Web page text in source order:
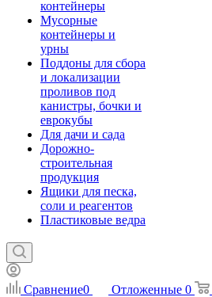
контейнеры
Мусорные
контейнеры и
урны
Поддоны для сбора
и локализации
проливов под
канистры, бочки и
еврокубы
Для дачи и сада
Дорожно-
строительная
продукция
Ящики для песка,
соли и реагентов
Пластиковые ведра
Сравнение0 Отложенные 0